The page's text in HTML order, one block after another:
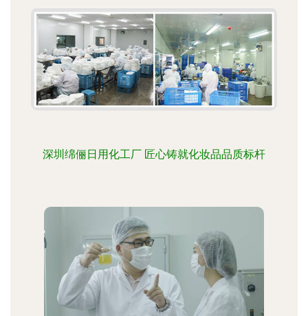
深圳绵俪日用化工厂 匠心铸就化妆品品质标杆